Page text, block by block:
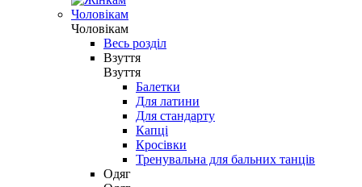
Чоловікам
Чоловікам
Весь розділ
Взуття
Взуття
Балетки
Для латини
Для стандарту
Капці
Кросівки
Тренувальна для бальних танців
Одяг